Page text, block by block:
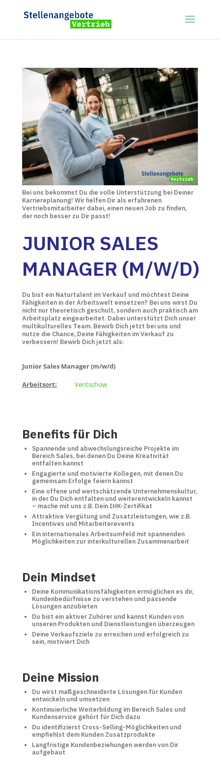
Bei uns bekommst Du die volle Unterstützung bei Deiner
Karriereplanung! Wir helfen Dir als erfahrenen
Vertriebsmitarbeiter dabei, einen neuen Job zu finden,
der noch besser zu Dir passt!
JUNIOR SALES
MANAGER (M/W/D)
Du bist ein Naturtalent im Verkauf und möchtest Deine
Fähigkeiten in der Arbeitswelt einsetzen? Bei uns wirst Du
nicht nur theoretisch geschult, sondern auch praktisch am
Arbeitsplatz eingearbeitet. Dabei unterstützt Dich unser
multikulturelles Team. Bewirb Dich jetzt bei uns und
nutze die Chance, Deine Fähigkeiten im Verkauf zu
verbessern! Bewirb Dich jetzt als:
JuniorSales Manager (m/w/d)
Arbeitsort: Ventschow
Benefits für Dich
Spannende und abwechslungsreiche Projekte im
Bereich Sales, bei denen Du Deine Kreativität
entfalten kannst
Engagierte und motivierte Kollegen, mit denen Du
gemeinsam Erfolge feiern kannst
Eine offene und wertschätzende Unternehmenskultur,
in der Du Dich entfalten und weiterentwickeln kannst
– mache mit uns z.B. Dein IHK-Zertifikat
Attraktive Vergütung und Zusatzleistungen, wie z.B.
Incentives und Mitarbeiterevents
Ein internationales Arbeitsumfeld mit spannenden
Möglichkeiten zur interkulturellen Zusammenarbeit
Dein Mindset
Deine Kommunikationsfähigkeiten ermöglichen es dir,
Kundenbedürfnisse zu verstehen und passende
Lösungen anzubieten
Du bist ein aktiver Zuhörer und kannst Kunden von
unseren Produkten und Dienstleistungen überzeugen
Deine Verkaufsziele zu erreichen und erfolgreich zu
sein, motiviert Dich
Deine Mission
Du wirst maßgeschneiderte Lösungen für Kunden
entwickeln und umsetzen
Kontinuierliche Weiterbildung im Bereich Sales und
Kundenservice gehört für Dich dazu
Du identifizierst Cross-Selling-Möglichkeiten und
empfiehlst dem Kunden Zusatzprodukte
Langfristige Kundenbeziehungen werden von Dir
aufgebaut